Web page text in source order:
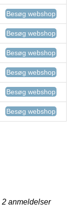
Besøg webshop
Besøg webshop
Besøg webshop
Besøg webshop
Besøg webshop
Besøg webshop
2 anmeldelser